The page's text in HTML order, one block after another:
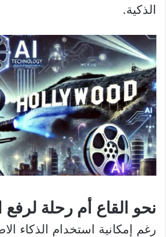
الذكية.
نحو القاع أم رحلة لرفع
رغم إمكانية استخدام الذكاء